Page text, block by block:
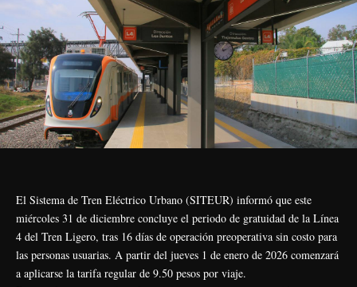
El Sistema de Tren Eléctrico Urbano (SITEUR) informó que este
miércoles 31 de diciembre concluye el periodo de gratuidad de la Línea
4 del Tren Ligero, tras 16 días de operación preoperativa sin costo para
las personas usuarias. A partir del jueves 1 de enero de 2026 comenzará
a aplicarse la tarifa regular de 9.50 pesos por viaje.